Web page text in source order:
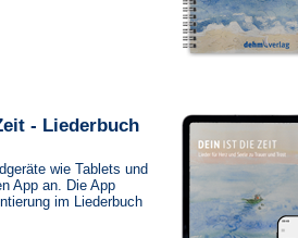
- Liederbuch
wie Tablets und
App an. Die App
im Liederbuch